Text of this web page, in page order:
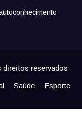
direitos reservados
Saúde
Esporte